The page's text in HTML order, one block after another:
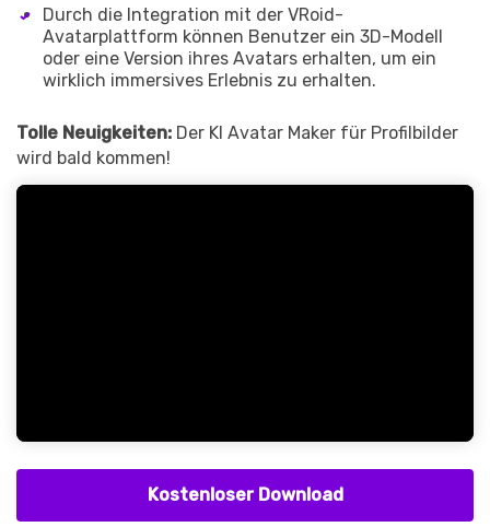
Durch die Integration mit der VRoid-
Avatarplattform können Benutzer ein 3D-Modell
oder eine Version ihres Avatars erhalten, um ein
wirklich immersives Erlebnis zu erhalten.
Tolle Neuigkeiten: Der KI Avatar Maker für Profilbilder
wird bald kommen!
Kostenloser Download